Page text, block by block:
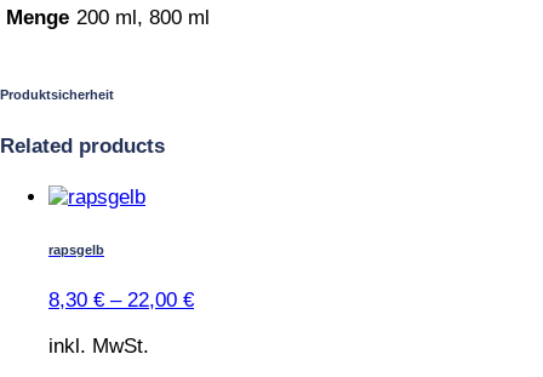
Menge 200 ml, 800 ml
Produktsicherheit
Related products
Dieses
Varianten
rapsgelb
8,30 € – 22,00 €
inkl. MwSt.